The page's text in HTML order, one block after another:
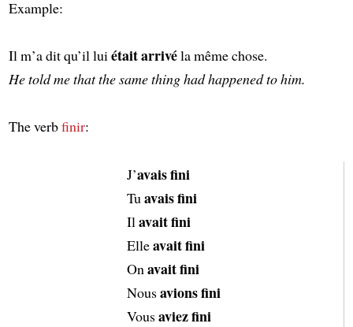
Example:
Il m’a dit qu’il lui était arrivéla même chose.
He told me that the same thing had happened to him.
The verbfinir:
J’avais fini
Tuavais fini
Ilavait fini
Elleavait fini
Onavait fini
Nousavions fini
Vousaviez fini